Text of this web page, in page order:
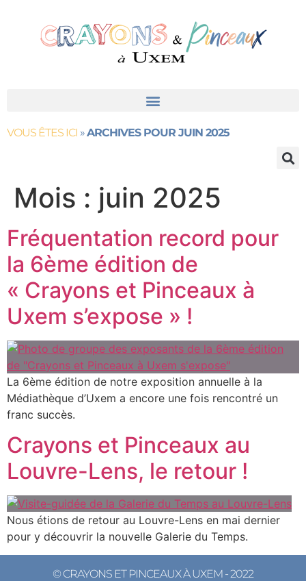
VOUS ÊTES ICI »ARCHIVES POUR JUIN 2025
Mois : juin 2025
Fréquentation record pour
la 6ème édition de
« Crayons et Pinceaux à
Uxem s’expose » !
La 6ème édition de notre exposition annuelle à la
Médiathèque d’Uxem a encore une fois rencontré un
franc succès.
Crayons et Pinceaux au
Louvre-Lens, le retour !
Nous étions de retour au Louvre-Lens en mai dernier
pour y découvrir la nouvelle Galerie du Temps.
© CRAYONS ET PINCEAUX À UXEM - 2022